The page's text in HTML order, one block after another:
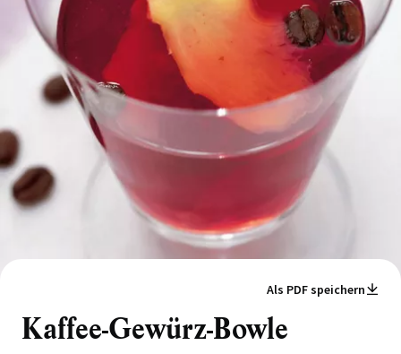
Als PDF speichern
Kaffee-Gewürz-Bowle